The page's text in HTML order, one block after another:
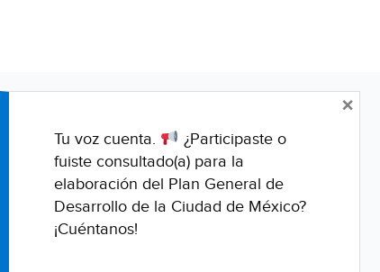
Tu voz cuenta.
¿Participaste o
fuiste consultado(a) para la
elaboración del Plan General de
Desarrollo de la Ciudad de México?
¡Cuéntanos!
×